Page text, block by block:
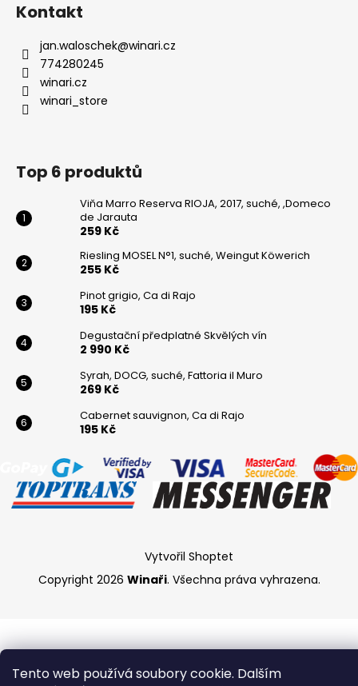
Tento web používá soubory cookie. Dalším
Kontakt
jan.waloschek@winari.cz
774280245
winari.cz
winari_store
Top 6 produktů
Viňa Marro Reserva RIOJA, 2017, suché, ,Domeco
de Jarauta
259 Kč
Riesling MOSEL N°1, suché, Weingut Köwerich
255 Kč
Pinot grigio, Ca di Rajo
195 Kč
Degustační předplatné Skvělých vín
2 990 Kč
Syrah, DOCG, suché, Fattoria il Muro
269 Kč
Cabernet sauvignon, Ca di Rajo
195 Kč
Vytvořil Shoptet
Copyright 2026 Winaři. Všechna práva vyhrazena.